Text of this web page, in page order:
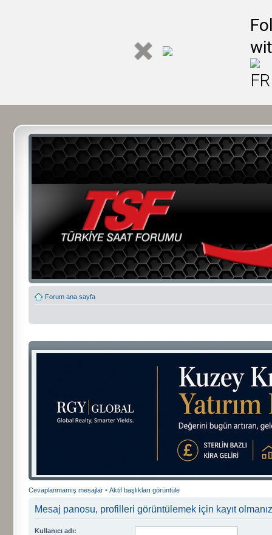
Forum ana sayfa
Cevaplanmamış mesajlar • Aktif başlıkları görüntüle
Mesaj panosu, profilleri görüntülemek için kayıt
Kullanıcı adı: